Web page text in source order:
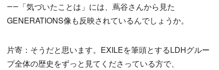
――「気づいたことは」には、蔦谷さんから見た
GENERATIONS像も反映されているんでしょうか。
片寄：そうだと思います。EXILEを筆頭とするLDHグルー
プ全体の歴史をずっと見てくださっている方で、